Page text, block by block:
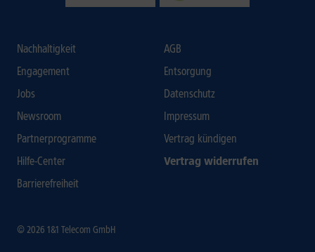
Nachhaltigkeit
Engagement
Jobs
Newsroom
Partnerprogramme
Hilfe-Center
Barrierefreiheit
AGB
Entsorgung
Datenschutz
Impressum
Vertrag kündigen
Vertrag widerrufen
© 2026 1&1 Telecom GmbH